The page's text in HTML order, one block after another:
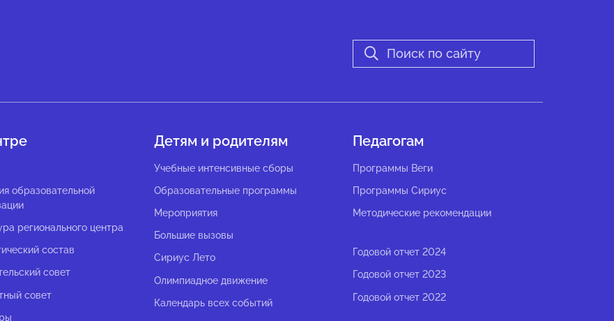
образовательной
регионального центра
состав
совет
совет
Детям и родителям
Учебные интенсивные сборы
Образовательные программы
Мероприятия
Большие вызовы
Сириус Лето
Олимпиадное движение
Календарь всех событий
Педагогам
Программы Веги
Программы Сириус
Методические рекомендации
Годовой отчет 2024
Годовой отчет 2023
Годовой отчет 2022